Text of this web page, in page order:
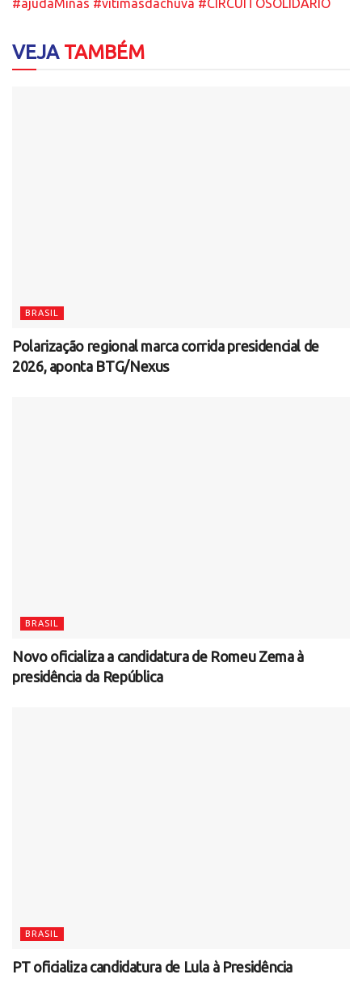
#ajudaMinas #vitimasdachuva #CIRCUITOSOLIDARIO
VEJATAMBÉM
BRASIL
Polarização regional marca corrida presidencial de
2026, aponta BTG/Nexus
BRASIL
Novo oficializa a candidatura de Romeu Zema à
presidência da República
BRASIL
PT oficializa candidatura de Lula à Presidência